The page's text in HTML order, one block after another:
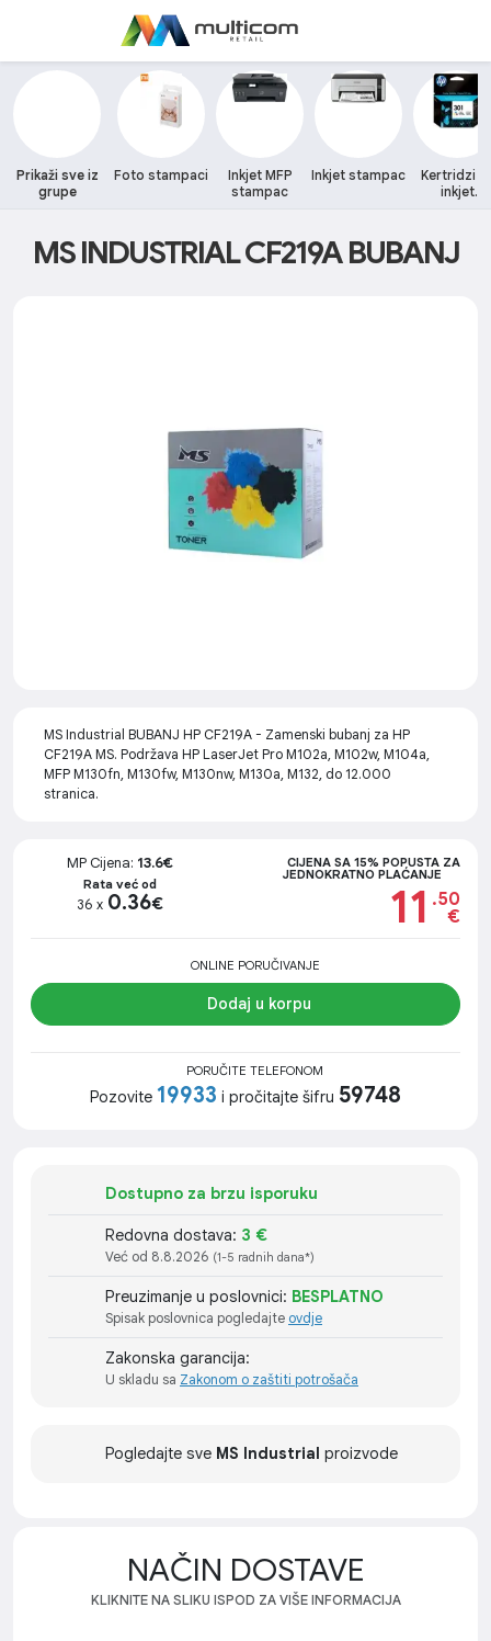
Prikaži sve iz
grupe
Foto stampaci
Inkjet MFP
stampac
Inkjet stampac
Kertridzi
inkjet
MS INDUSTRIAL CF219A BUBANJ
MS Industrial BUBANJ HP CF219A - Zamenski bubanj za HP
CF219A MS. Podržava HP LaserJet Pro M102a, M102w, M104a,
MFP M130fn, M130fw, M130nw, M130a, M132, do 12.000
stranica.
MP Cijena: 13.6€
Rata već od
36 x 0.36€
CIJENA SA 15% POPUSTA ZA
JEDNOKRATNO PLAĆANJE
11 .50
€
ONLINE PORUČIVANJE
Dodaj u korpu
PORUČITE TELEFONOM
Pozovite 19933 i pročitajte šifru 59748
Dostupno za brzu isporuku
Redovna dostava: 3 €
Već od 8.8.2026 (1-5 radnih dana*)
Preuzimanje u poslovnici: BESPLATNO
Spisak poslovnica pogledajte ovdje
Zakonska garancija:
U skladu sa Zakonom o zaštiti potrošača
Pogledajte sve MS Industrial proizvode
NAČIN DOSTAVE
KLIKNITE NA SLIKU ISPOD ZA VIŠE INFORMACIJA